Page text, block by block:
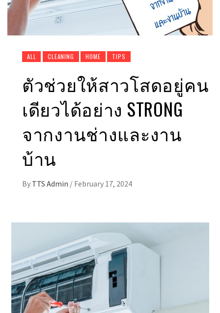
ALL CLEANING HOME TIPS
ตัวช่วยให้สาวโสดอยู่คน
เดียวได้อย่าง STRONG
จากงานช่างและงาน
บ้าน
By TTS Admin / February 17, 2024